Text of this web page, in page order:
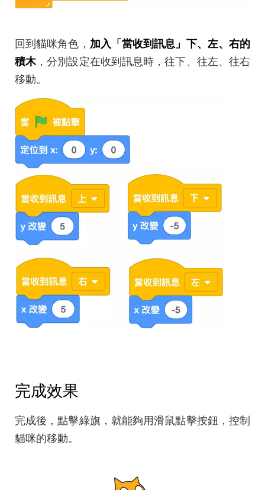
回到貓咪角色， 加入「當收到訊息」下、左、右的
積木，分別設定在收到訊息時，往下、往左、往右
移動。
完成效果
完成後，點擊綠旗，就能夠用滑鼠點擊按鈕，控制
貓咪的移動。